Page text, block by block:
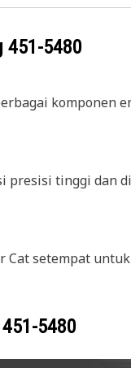
451-5480
komponen
presisi tinggi
setempat
451-5480